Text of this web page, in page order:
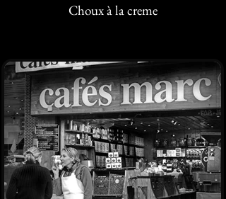
Choux à la creme